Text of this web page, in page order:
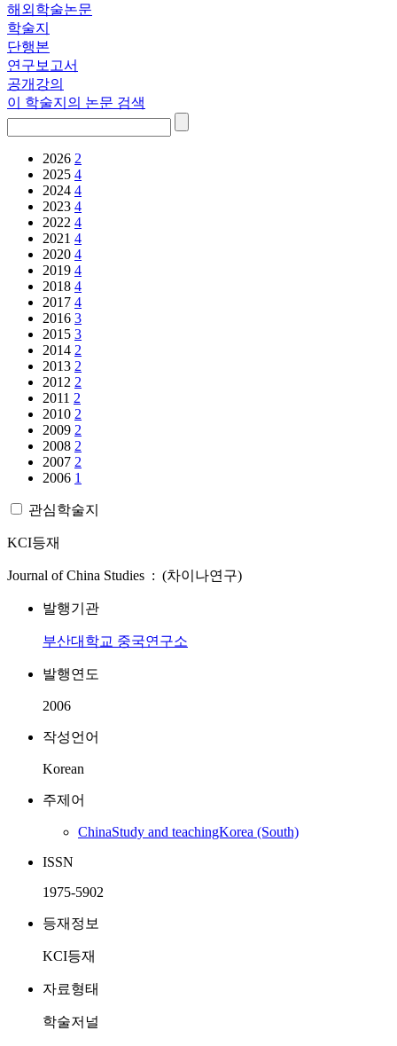
해외학술논문
학술지
단행본
연구보고서
공개강의
이 학술지의 논문 검색
2026 2
2025 4
2024 4
2023 4
2022 4
2021 4
2020 4
2019 4
2018 4
2017 4
2016 3
2015 3
2014 2
2013 2
2012 2
2011 2
2010 2
2009 2
2008 2
2007 2
2006 1
관심학술지
KCI등재
Journal of China Studies : (차이나연구)
발행기관
부산대학교 중국연구소
발행연도
2006
작성언어
Korean
주제어
ChinaStudy and teachingKorea (South)
ISSN
1975-5902
등재정보
KCI등재
자료형태
학술저널